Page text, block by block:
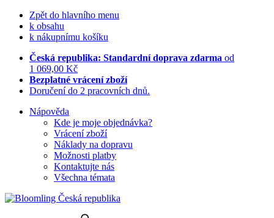
Zpět do hlavního menu
k obsahu
k nákupnímu košíku
Česká republika: Standardní doprava zdarma od
1 069,00 Kč
Bezplatné vrácení zboží
Doručení do 2 pracovních dnů.
Nápověda
Kde je moje objednávka?
Vrácení zboží
Náklady na dopravu
Možnosti platby
Kontaktujte nás
Všechna témata